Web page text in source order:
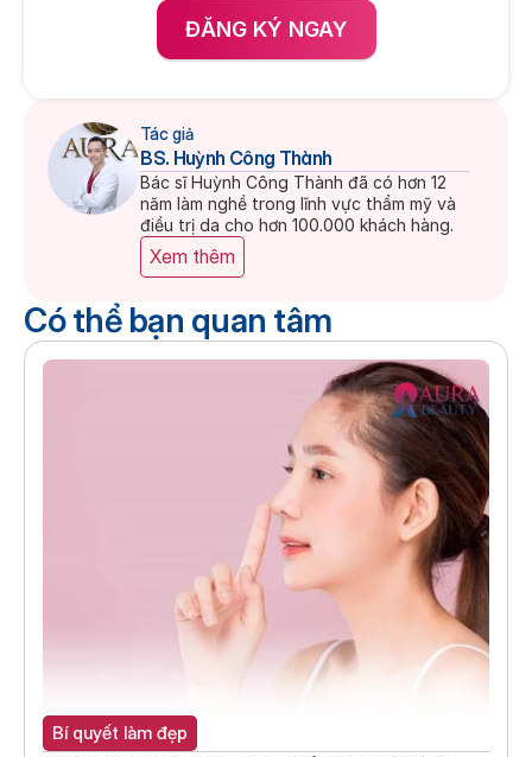
ĐĂNG KÝ NGAY
Tác giả
BS. Huỳnh Công Thành
Bác sĩ Huỳnh Công Thành đã có hơn 12
năm làm nghề trong lĩnh vực thẩm mỹ và
điều trị da cho hơn 100.000 khách hàng.
Xem thêm
Có thể bạn quan tâm
Bí quyết làm đẹp